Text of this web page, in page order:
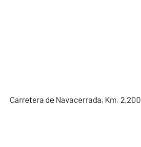
Carretera dе Navacerrada, Km. 2,200